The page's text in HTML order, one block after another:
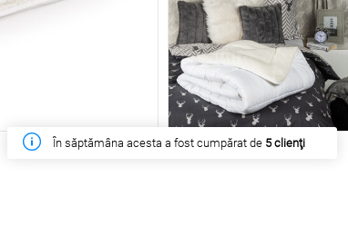
În săptămâna acesta a fost cumpărat de 5 clienţi